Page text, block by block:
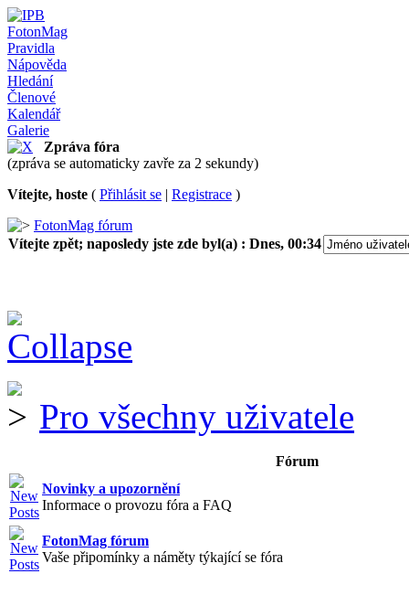
FotonMag
Pravidla
Nápověda
Hledání
Členové
Kalendář
Galerie
Zpráva fóra
(zpráva se automaticky zavře za 2 sekundy)
Vítejte, hoste ( Přihlásit se | Registrace )
FotonMag fórum
Vítejte zpět; naposledy jste zde byl(a) : Dnes, 00:34
Pro všechny uživatele
Fórum
Novinky a upozornění
Informace o provozu fóra a FAQ
FotonMag fórum
Vaše připomínky a náměty týkající se fóra